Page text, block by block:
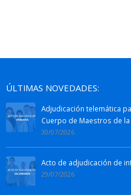
ÚLTIMAS NOVEDADES:
Adjudicación telemática
Cuerpo de Maestros de
30/07/2026
Acto de adjudicación de
29/07/2026